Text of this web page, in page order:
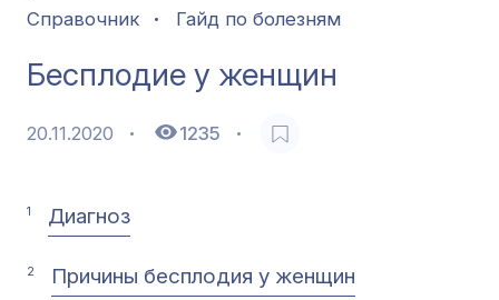
Справочник Гайд по болезням
Бесплодие у женщин
20.11.2020 1235
1 Диагноз
2 Причины бесплодия у женщин